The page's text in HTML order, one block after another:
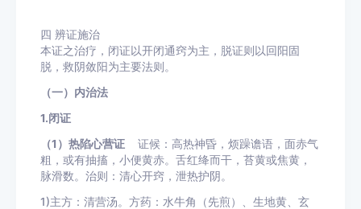
四 辨证施治
本证之治疗，闭证以开闭通窍为主，脱证则以回阳固
脱，救阴敛阳为主要法则。
（一）内治法
1.闭证
（1）热陷心营证 证候：高热神昏，烦躁谵语，面赤气
粗，或有抽搐，小便黄赤。舌红绛而干，苔黄或焦黄，
脉滑数。治则：清心开窍，泄热护阴。
1)主方：清营汤。方药：水牛角（先煎）、生地黄、玄